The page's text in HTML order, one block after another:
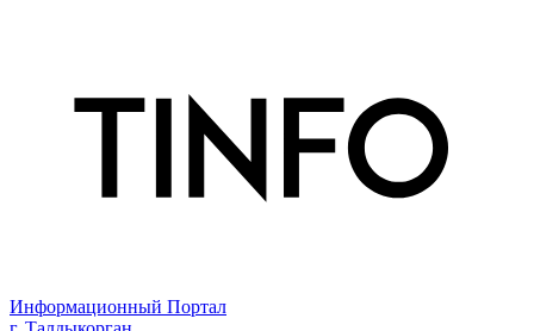
Информационный Портал